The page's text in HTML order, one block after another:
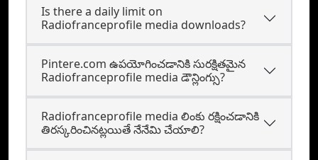
Is there a daily limit on
Radiofranceprofile media downloads?
Pintere.com ఉపయోగించడానికి సురక్షితమైన
Radiofranceprofile media డౌన్లింగ్సు?
Radiofranceprofile media లింకు రక్షించడానికి
తిరస్కరించినట్లయితే నేనేమి చేయాలి?